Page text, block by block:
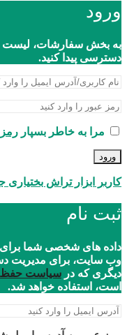
ورود
به بخش سفارشات، لیست
دسترسی پیدا کنید.
مرا به خاطر بسپار
ورود
کاربر ابزار تراش بختیاری
ثبت نام
داده های شخصی شما برای
وب سایت، برای مدیریت
دیگری که در سیاست
است، استفاده خواهد شد.